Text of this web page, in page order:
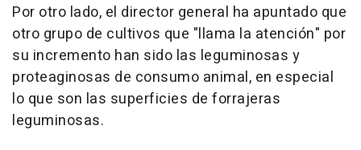
Por otro lado, el director general ha apuntado que
otro grupo de cultivos que "llama la atención" por
su incremento han sido las leguminosas y
proteaginosas de consumo animal, en especial
lo que son las superficies de forrajeras
leguminosas.